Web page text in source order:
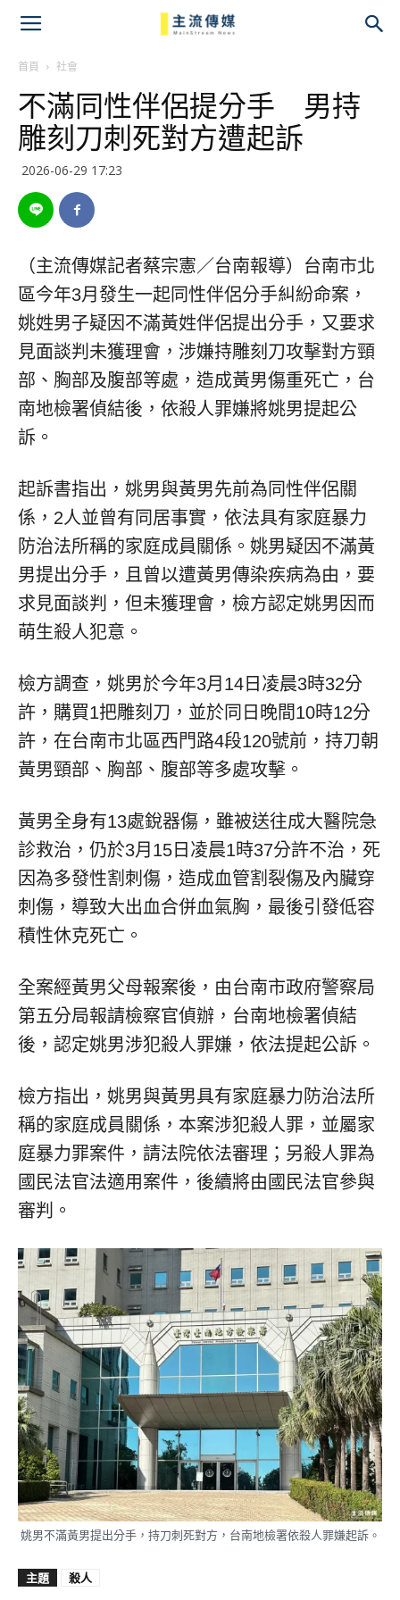
首頁 社會
不滿同性伴侶提分手 男持
雕刻刀刺死對方遭起訴
2026-06-29 17:23
（主流傳媒記者蔡宗憲／台南報導）台南市北
區今年3月發生一起同性伴侶分手糾紛命案，
姚姓男子疑因不滿黃姓伴侶提出分手，又要求
見面談判未獲理會，涉嫌持雕刻刀攻擊對方頸
部、胸部及腹部等處，造成黃男傷重死亡，台
南地檢署偵結後，依殺人罪嫌將姚男提起公
訴。
起訴書指出，姚男與黃男先前為同性伴侶關
係，2人並曾有同居事實，依法具有家庭暴力
防治法所稱的家庭成員關係。姚男疑因不滿黃
男提出分手，且曾以遭黃男傳染疾病為由，要
求見面談判，但未獲理會，檢方認定姚男因而
萌生殺人犯意。
檢方調查，姚男於今年3月14日凌晨3時32分
許，購買1把雕刻刀，並於同日晚間10時12分
許，在台南市北區西門路4段120號前，持刀朝
黃男頸部、胸部、腹部等多處攻擊。
黃男全身有13處銳器傷，雖被送往成大醫院急
診救治，仍於3月15日凌晨1時37分許不治，死
因為多發性割刺傷，造成血管割裂傷及內臟穿
刺傷，導致大出血合併血氣胸，最後引發低容
積性休克死亡。
全案經黃男父母報案後，由台南市政府警察局
第五分局報請檢察官偵辦，台南地檢署偵結
後，認定姚男涉犯殺人罪嫌，依法提起公訴。
檢方指出，姚男與黃男具有家庭暴力防治法所
稱的家庭成員關係，本案涉犯殺人罪，並屬家
庭暴力罪案件，請法院依法審理；另殺人罪為
國民法官法適用案件，後續將由國民法官參與
審判。
姚男不滿黃男提出分手，持刀刺死對方，台南地檢署依殺人罪嫌起訴。
主題 殺人